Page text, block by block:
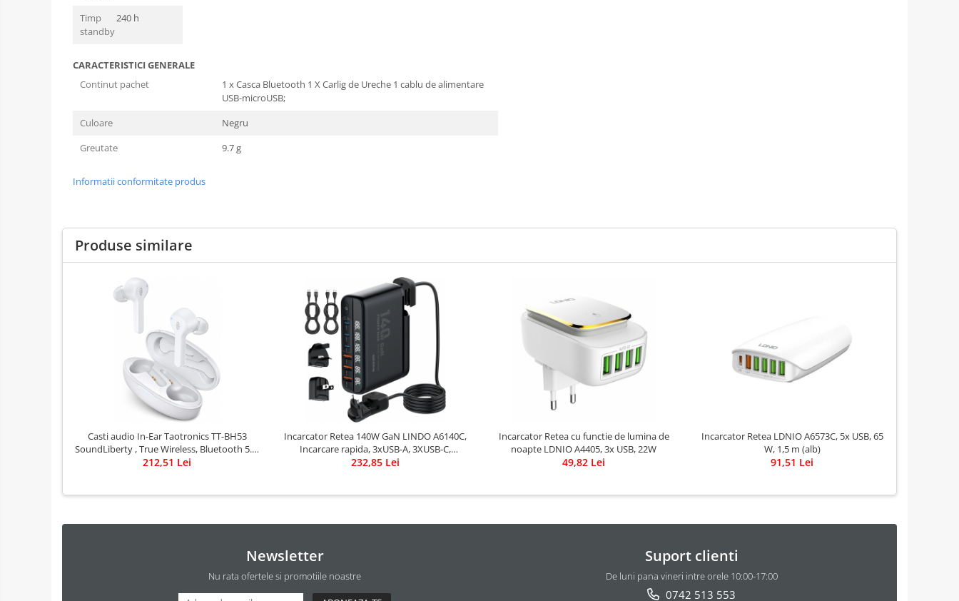
Timp
standby
240 h
CARACTERISTICI GENERALE
Continut pachet
1 x Casca Bluetooth 1 X Carlig de Ureche 1 cablu de alimentare
USB-microUSB;
Culoare
Negru
Greutate
9.7 g
Informatii conformitate produs
Produse similare
Casti audio In-Ear Taotronics TT-BH53
SoundLiberty , True Wireless, Bluetooth 5.0,
TWS - Alb
212,51 Lei
Incarcator Retea 140W GaN LINDO A6140C,
Incarcare rapida, 3xUSB-A, 3XUSB-C,
Compatibil EU/UK/US QC5.0 PPS PD pentru,
232,85 Lei
Incarcator Retea cu functie de lumina de
noapte LDNIO A4405, 3x USB, 22W
49,82 Lei
Incarcator Retea LDNIO A6573C, 5x USB, 65
W, 1,5 m (alb)
91,51 Lei
Newsletter
Nu rata ofertele si promotiile noastre
Suport clienti
De luni pana vineri intre orele 10:00-17:00
0742 513 553